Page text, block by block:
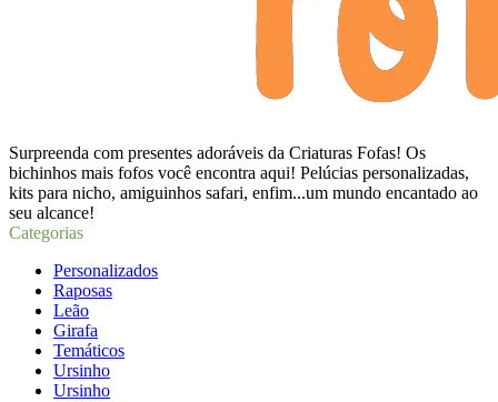
Surpreenda com presentes adoráveis da Criaturas Fofas! Os
bichinhos mais fofos você encontra aqui! Pelúcias personalizadas,
kits para nicho, amiguinhos safari, enfim...um mundo encantado ao
seu alcance!
Categorias
Personalizados
Raposas
Leão
Girafa
Temáticos
Ursinho
Ursinho